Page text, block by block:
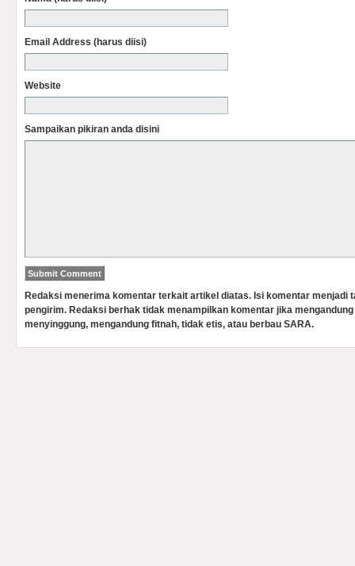
Email Address (harus diisi)
Website
Sampaikan pikiran anda disini
Redaksi menerima komentar terkait artikel diatas. Isi komentar menjadi
pengirim. Redaksi berhak tidak menampilkan komentar jika
menyinggung, mengandung fitnah, tidak etis, atau berbau SARA.